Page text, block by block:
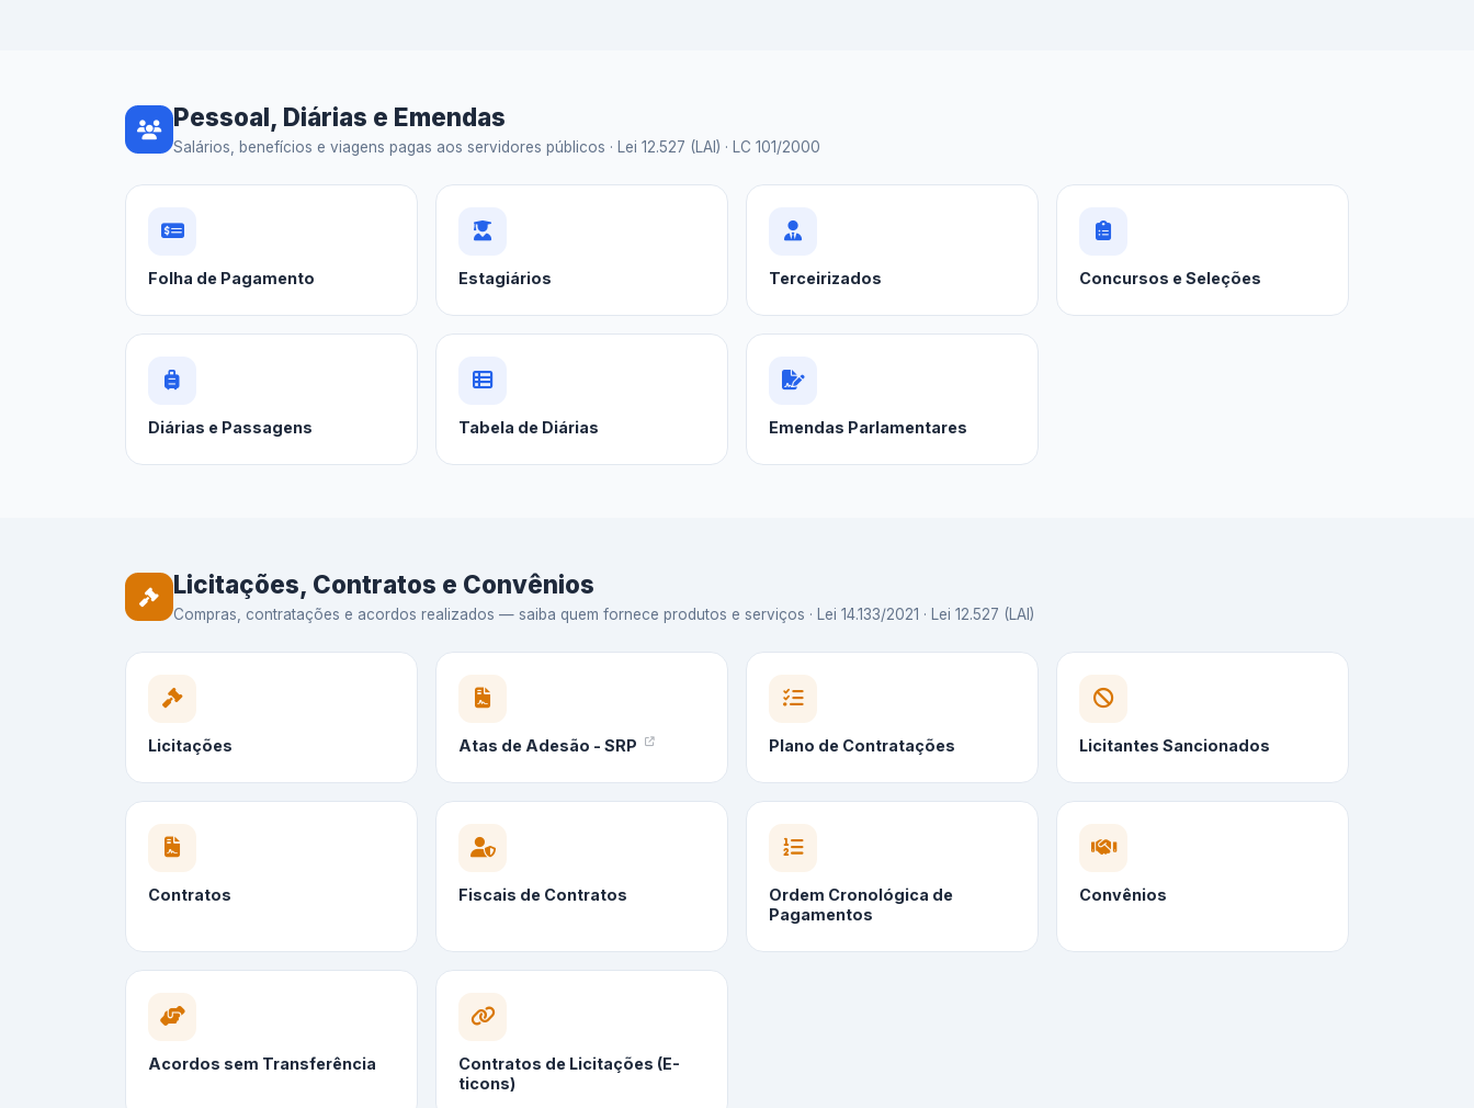
Pessoal, Diárias e Emendas
Salários, benefícios e viagens pagas aos servidores públicos · Lei 12.527 (LAI) · LC 101/2000
Folha de Pagamento Estagiários Terceirizados Concursos e Seleções
Diárias e Passagens Tabela de Diárias Emendas Parlamentares
Licitações, Contratos e Convênios
Compras, contratações e acordos realizados — saiba quem fornece produtos e serviços · Lei 14.133/2021 · Lei 12.527 (LAI)
Licitações Atas de Adesão - SRP Plano de Contratações Licitantes Sancionados
Contratos Fiscais de Contratos
Ordem Cronológica de
Pagamentos
Convênios
Acordos sem Transferência
Contratos de Licitações (E-
ticons)